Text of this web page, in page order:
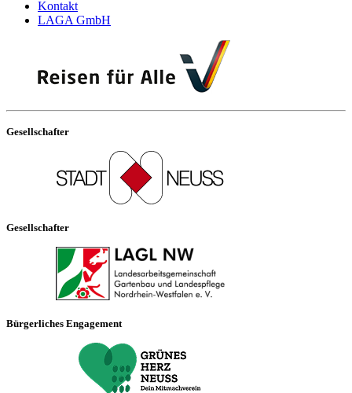
Kontakt
LAGA GmbH
Gesellschafter
Gesellschafter
Bürgerliches Engagement